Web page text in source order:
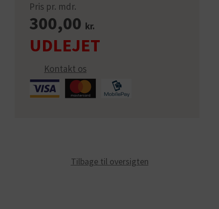
Pris pr. mdr.
300,00 kr.
Kontakt os
Tilbage til oversigten